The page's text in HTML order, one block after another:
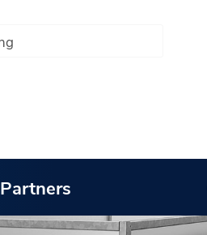
Partners